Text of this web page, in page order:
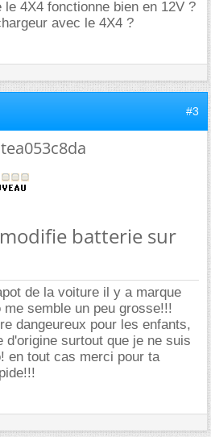
le 4X4 fonctionne bien en 12V ?
avec le 4X4 ?
#3
batterie sur
de la voiture il y a marque
semble un peu grosse!!!
dangeureux pour les enfants,
d'origine surtout que je ne suis
en tout cas merci pour ta